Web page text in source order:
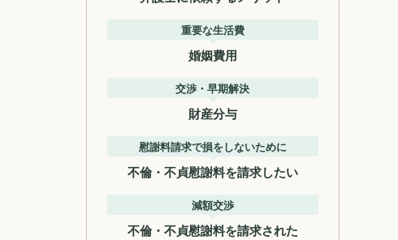
重要な生活費
婚姻費用
交渉・早期解決
財産分与
慰謝料請求で損をしないために
不倫・不貞慰謝料を請求したい
減額交渉
不倫・不貞慰謝料を請求された